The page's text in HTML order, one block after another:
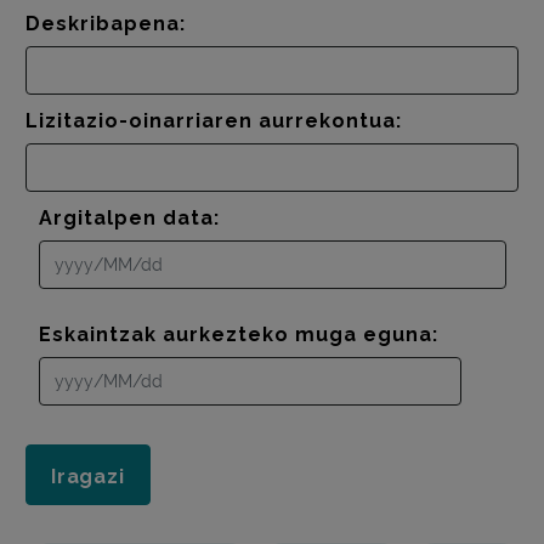
Deskribapena:
Lizitazio-oinarriaren aurrekontua:
Argitalpen data:
Eskaintzak aurkezteko muga eguna: